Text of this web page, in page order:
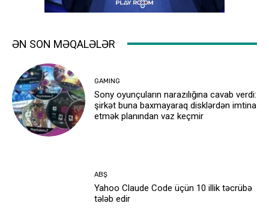
ƏN SON MƏQALƏLƏR
GAMING
Sony oyunçuların narazılığına cavab verdi:
şirkət buna baxmayaraq disklərdən imtina
etmək planından vaz keçmir
ABŞ
Yahoo Claude Code üçün 10 illik təcrübə
tələb edir